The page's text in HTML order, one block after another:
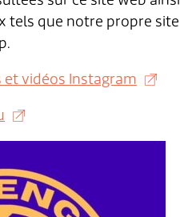
tels que notre propre site
vidéos Instagram